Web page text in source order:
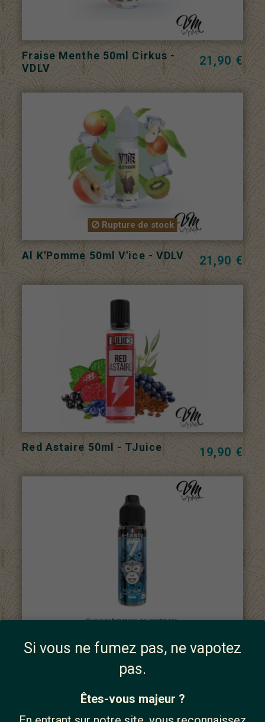
Fraise Menthe 50ml Cirkus -
VDLV
21,90 €
Rupture de stock
Al K'Pomme 50ml V'ice - VDLV 21,90 €
Red Astaire 50ml - TJuice 19,90 €
Monkïa 50ml Sept - E.Tasty 21,90 €
Si vous ne fumez pas, ne vapotez
pas.
Êtes-vous majeur ?